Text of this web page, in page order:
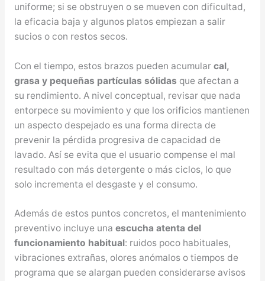
uniforme; si se obstruyen o se mueven con dificultad,
la eficacia baja y algunos platos empiezan a salir
sucios o con restos secos.
Con el tiempo, estos brazos pueden acumular cal,
grasa y pequeñas partículas sólidas que afectan a
su rendimiento. A nivel conceptual, revisar que nada
entorpece su movimiento y que los orificios mantienen
un aspecto despejado es una forma directa de
prevenir la pérdida progresiva de capacidad de
lavado. Así se evita que el usuario compense el mal
resultado con más detergente o más ciclos, lo que
solo incrementa el desgaste y el consumo.
Además de estos puntos concretos, el mantenimiento
preventivo incluye una escucha atenta del
funcionamiento habitual: ruidos poco habituales,
vibraciones extrañas, olores anómalos o tiempos de
programa que se alargan pueden considerarse avisos